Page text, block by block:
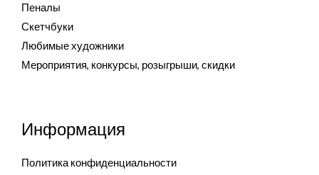
Пеналы
Скетчбуки
Любимые художники
Мероприятия, конкурсы, розыгрыши, скидки
Информация
Политика конфиденциальности